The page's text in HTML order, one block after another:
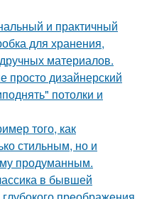
и практичный
для хранения,
материалов.
просто дизайнерский
потолки и
того, как
стильным, но и
продуманным.
в бывшей